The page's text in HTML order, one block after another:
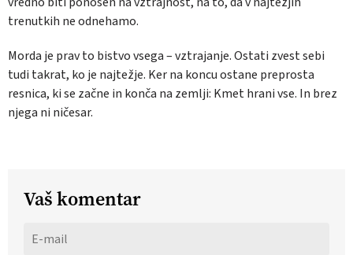
trenutkih ne odnehamo.
Morda je prav to bistvo vsega – vztrajanje. Ostati zvest sebi
tudi takrat, ko je najtežje. Ker na koncu ostane preprosta
resnica, ki se začne in konča na zemlji: Kmet hrani vse. In brez
njega ni ničesar.
Vaš komentar